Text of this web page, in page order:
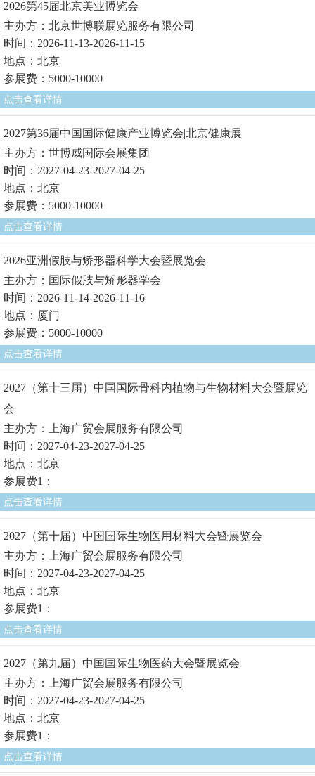
2026第45届北京美业博览会
主办方：北京世博联展览服务有限公司
时间：2026-11-13-2026-11-15
地点：北京
参展费：5000-10000
点击查看详情
2027第36届中国国际健康产业博览会|北京健康展
主办方：世博威国际会展集团
时间：2027-04-23-2027-04-25
地点：北京
参展费：5000-10000
点击查看详情
2026亚洲假肢与矫形器科学大会暨展览会
主办方：国际假肢与矫形器学会
时间：2026-11-14-2026-11-16
地点：厦门
参展费：5000-10000
点击查看详情
2027（第十三届）中国国际骨科内植物与生物材料大会暨展览
会
主办方：上海广贸会展服务有限公司
时间：2027-04-23-2027-04-25
地点：北京
参展费1：
点击查看详情
2027（第十届）中国国际生物医用材料大会暨展览会
主办方：上海广贸会展服务有限公司
时间：2027-04-23-2027-04-25
地点：北京
参展费1：
点击查看详情
2027（第九届）中国国际生物医药大会暨展览会
主办方：上海广贸会展服务有限公司
时间：2027-04-23-2027-04-25
地点：北京
参展费1：
点击查看详情